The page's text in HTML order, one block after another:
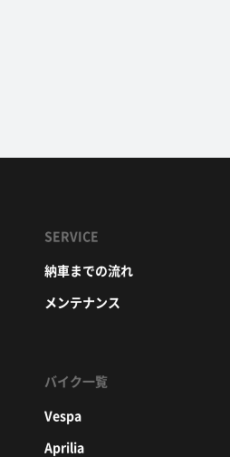
SERVICE
納車までの流れ
メンテナンス
バイク一覧
Vespa
Aprilia